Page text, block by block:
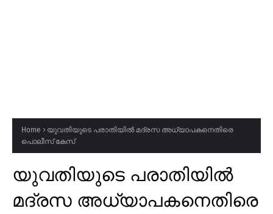
Home
യുവതിയുടെ പരാതിയിൽ മദ്രസ അധ്യാപകനെതിരെ
പൊലീസ് കേസ്
യുവതിയുടെ പരാതിയിൽ
മദ്രസ അധ്യാപകനെതിരെ